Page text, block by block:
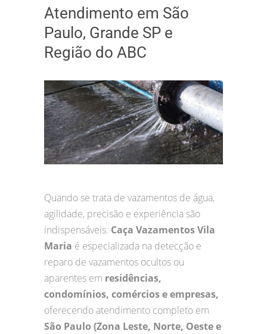
Atendimento em São
Paulo, Grande SP e
Região do ABC
Quando se trata de vazamentos de água,
agilidade, precisão e experiência são
indispensáveis. Caça Vazamentos Vila
Maria é especializada na detecção e
reparo de vazamentos ocultos ou
aparentes em residências,
condomínios, comércios e empresas,
oferecendo atendimento completo em
São Paulo (Zona Leste, Norte, Oeste e